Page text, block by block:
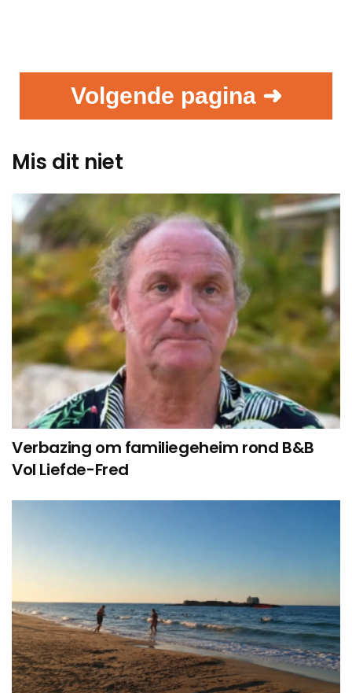
Volgende pagina ➜
Mis dit niet
Verbazing om familiegeheim rond B&B
Vol Liefde-Fred